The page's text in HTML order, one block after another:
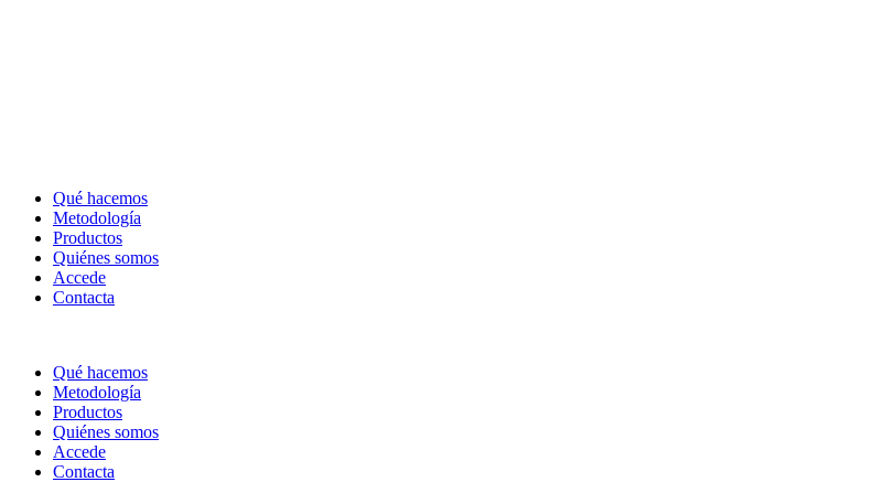
Qué hacemos
Metodología
Productos
Quiénes somos
Accede
Contacta
Qué hacemos
Metodología
Productos
Quiénes somos
Accede
Contacta